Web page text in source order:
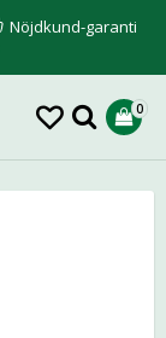
Nöjdkund-garanti
0